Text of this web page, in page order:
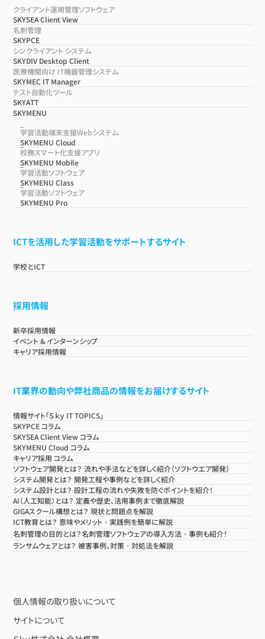
クライアント運用管理ソフトウェア
SKYSEA Client View
名刺管理
SKYPCE
シンクライアント システム
SKYDIV Desktop Client
医療機関向け IT機器管理システム
SKYMEC IT Manager
テスト自動化ツール
SKYATT
SKYMENU
学習活動端末支援Webシステム
SKYMENU Cloud
校務スマート化支援アプリ
SKYMENU Mobile
学習活動ソフトウェア
SKYMENU Class
学習活動ソフトウェア
SKYMENU Pro
ICTを活用した学習活動をサポートするサイト
学校とICT
採用情報
新卒採用情報
イベント & インターンシップ
キャリア採用情報
IT業界の動向や弊社商品の情報をお届けするサイト
情報サイト「Ｓｋｙ IT TOPICS」
SKYPCE コラム
SKYSEA Client View コラム
SKYMENU Cloud コラム
キャリア採用 コラム
ソフトウェア開発とは？ 流れや手法などを詳しく紹介（ソフトウエア開発）
システム開発とは？ 開発工程や事例などを詳しく紹介
システム設計とは？ 設計工程の流れや失敗を防ぐポイントを紹介！
AI（人工知能）とは？ 定義や歴史、活用事例まで徹底解説
GIGAスクール構想とは？ 現状と問題点を解説
ICT教育とは？ 意味やメリット・実践例を簡単に解説
名刺管理の目的とは？名刺管理ソフトウェアの導入方法・事例も紹介！
ランサムウェアとは？ 被害事例、対策・対処法を解説
個人情報の取り扱いについて
サイトについて